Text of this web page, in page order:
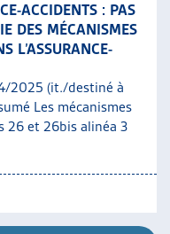
ACCIDENTS : PAS
DES MÉCANISMES
L’ASSURANCE-
2025 (it./destiné à
Les mécanismes
26 et 26bis alinéa 3